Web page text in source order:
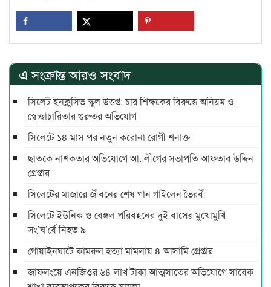
এ সংক্রান্ত আরও সংবাদ
সিলেট ইনক্লুসিভ স্কুল উত্তপ্ত: চার শিক্ষকের বিরুদ্ধে অনিয়ম ও
স্বেচ্ছাচারিতার গুরুতর অভিযোগ
সিলেটে ১৪ মাস পর নতুন করোনা রোগী শনাক্ত
ছাতকে নাশকতার অভিযোগে আ. লীগের সভাপ‌তি আফতাব উদ্দিন
গ্রেপ্তার
সিলেটের মাজারে জীবনের শেষ গান গাইলেন ভৈরবী
সিলেটে ইউনিক ও বেঙ্গল পরিবহনের দুই বাসের মুখোমুখি
সং’ঘ’র্ষে নিহত ৯
গোয়াইনঘাটে কামরুল হত্যা মামলায় ৪ আসামি গ্রেপ্তার
জাফলংয়ে এনজিওর ৬৪ লাখ টাকা আত্মসাতের অভিযোগে সাবেক